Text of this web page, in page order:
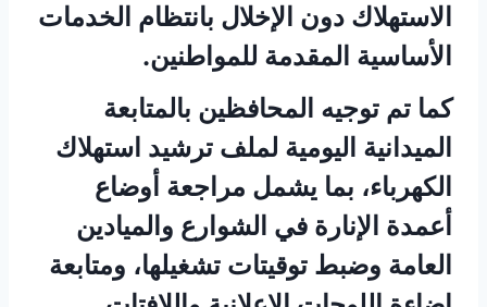
الاستهلاك دون الإخلال بانتظام الخدمات
الأساسية المقدمة للمواطنين.
كما تم توجيه المحافظين بالمتابعة
الميدانية اليومية لملف ترشيد استهلاك
الكهرباء، بما يشمل مراجعة أوضاع
أعمدة الإنارة في الشوارع والميادين
العامة وضبط توقيتات تشغيلها، ومتابعة